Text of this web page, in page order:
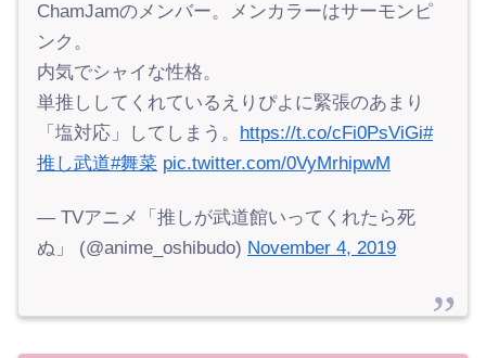
ChamJamのメンバー。メンカラーはサーモンピ
ンク。
内気でシャイな性格。
単推ししてくれているえりぴよに緊張のあまり
「塩対応」してしまう。
https://t.co/cFi0PsViGi#
推し武道#舞菜 pic.twitter.com/0VyMrhipwM
— TVアニメ「推しが武道館いってくれたら死
ぬ」 (@anime_oshibudo) November 4, 2019